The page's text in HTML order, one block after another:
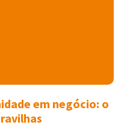
em negócio: o